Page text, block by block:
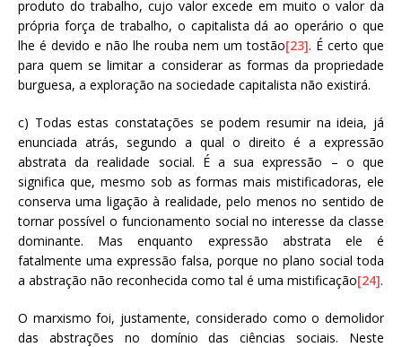
produto do trabalho, cujo valor excede em muito o valor da
própria força de trabalho, o capitalista dá ao operário o que
lhe é devido e não lhe rouba nem um tostão[23]. É certo que
para quem se limitar a considerar as formas da propriedade
burguesa, a exploração na sociedade capitalista não existirá.
c) Todas estas constatações se podem resumir na ideia, já
enunciada atrás, segundo a qual o direito é a expressão
abstrata da realidade social. É a sua expressão – o que
significa que, mesmo sob as formas mais mistificadoras, ele
conserva uma ligação à realidade, pelo menos no sentido de
tornar possível o funcionamento social no interesse da classe
dominante. Mas enquanto expressão abstrata ele é
fatalmente uma expressão falsa, porque no plano social toda
a abstração não reconhecida como tal é uma mistificação[24].
O marxismo foi, justamente, considerado como o demolidor
das abstrações no domínio das ciências sociais. Neste